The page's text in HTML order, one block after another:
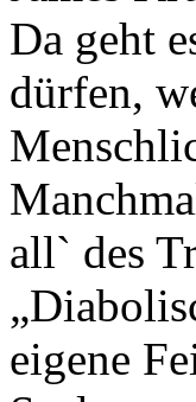
Da geht
dürfen,
all` des
eigene